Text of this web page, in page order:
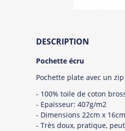
DESCRIPTION
Pochette écru
Pochette plate avec un
- 100% toile de coton
- Epaisseur: 407g/m2
- Dimensions 22cm x 16cm
- Très doux, pratique,